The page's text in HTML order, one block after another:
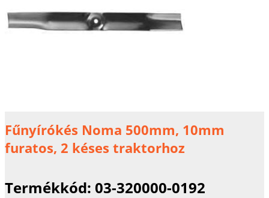
Fűnyírókés Noma 500mm, 10mm
furatos, 2 késes traktorhoz
Termékkód: 03-320000-0192